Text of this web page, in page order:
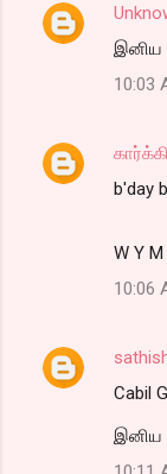
C
e
இனிய
10:03
b'day
W Y M
10:06
Cabil
இனிய